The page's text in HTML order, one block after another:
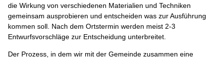
die Wirkung von verschiedenen Materialien und Techniken
gemeinsam ausprobieren und entscheiden was zur Ausführung
kommen soll. Nach dem Ortstermin werden meist 2-3
Entwurfsvorschläge zur Entscheidung unterbreitet.
Der Prozess, in dem wir mit der Gemeinde zusammen eine